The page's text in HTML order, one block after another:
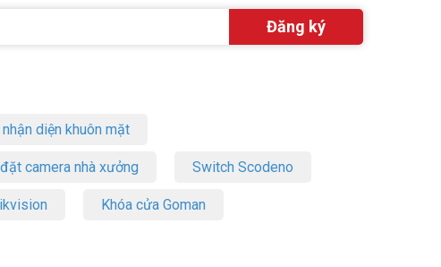
diện khuôn mặt
camera nhà xưởng Switch Scodeno
Khóa cửa Goman